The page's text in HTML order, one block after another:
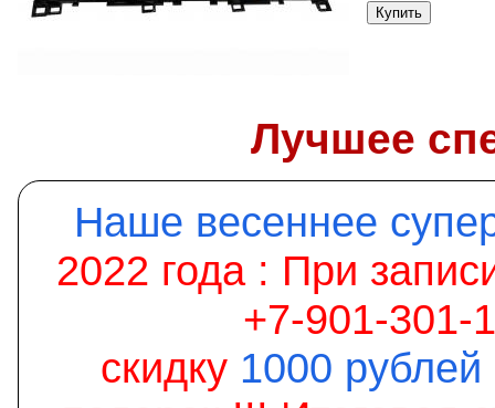
Лучшее
Наше весеннее
2022 года : При
+7-901-301-
скидку 1000 рублей